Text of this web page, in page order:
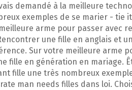
demandé à la meilleure
exemples de se marier - tie
arme pour passer avec
une fille en anglais et
Sur votre meilleure arme
fille en génération en mariage.
fille une très nombreux
man needs filles dans loi.